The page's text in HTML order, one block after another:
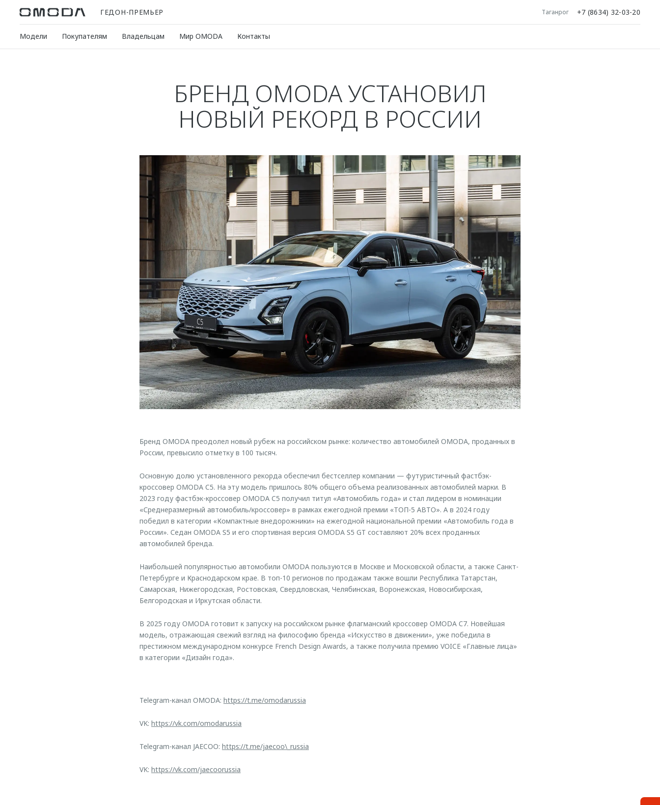
ГЕДОН-ПРЕМЬЕР Таганрог +7 (8634) 32-03-20
Модели Покупателям Владельцам Мир OMODA Контакты
БРЕНД OMODA УСТАНОВИЛ
НОВЫЙ РЕКОРД В РОССИИ
Бренд OMODA преодолел новый рубеж на российском рынке: количество автомобилей OMODA, проданных в
России, превысило отметку в 100 тысяч.
Основную долю установленного рекорда обеспечил бестселлер компании — футуристичный фастбэк-
кроссовер OMODA C5. На эту модель пришлось 80% общего объема реализованных автомобилей марки. В
2023 году фастбэк-кроссовер OMODA C5 получил титул «Автомобиль года» и стал лидером в номинации
«Среднеразмерный автомобиль/кроссовер» в рамках ежегодной премии «ТОП-5 АВТО». А в 2024 году
победил в категории «Компактные внедорожники» на ежегодной национальной премии «Автомобиль года в
России». Седан OMODA S5 и его спортивная версия OMODA S5 GT составляют 20% всех проданных
автомобилей бренда.
Наибольшей популярностью автомобили OMODA пользуются в Москве и Московской области, а также Санкт-
Петербурге и Краснодарском крае. В топ-10 регионов по продажам также вошли Республика Татарстан,
Самарская, Нижегородская, Ростовская, Свердловская, Челябинская, Воронежская, Новосибирская,
Белгородская и Иркутская области.
В 2025 году OMODA готовит к запуску на российском рынке флагманский кроссовер OMODA C7. Новейшая
модель, отражающая свежий взгляд на философию бренда «Искусство в движении», уже победила в
престижном международном конкурсе French Design Awards, а также получила премию VOICE «Главные лица»
в категории «Дизайн года».
Telegram-канал OMODA: https://t.me/omodarussia
VK: https://vk.com/omodarussia
Telegram-канал JAECOO: https://t.me/jaecoo\_russia
VK: https://vk.com/jaecoorussia